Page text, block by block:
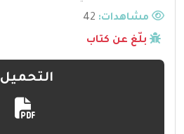
مشاهدات:
بلّغ عن كتاب
التحميل